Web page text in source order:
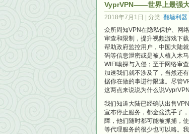
VyprVPN——世界上最强
2018年7月1日 | 分类: 翻墙利器
众所周知VPN在隐私保护、网
审查和限制，提升视频游戏下
帮助政府监控用户，中国大陆
码等信息泄密或是被人植入木
WIFI嗅探与入侵；至于网络审
加速我们就不涉及了，当然还
据你在做的事进行限速。尽管
这两点来说说为什么说
我们知道大陆已经确认出售
宣布停止服务，都金盆洗手了
障，他们随时都可能被抓捕，
等代理服务的很少也可以略。